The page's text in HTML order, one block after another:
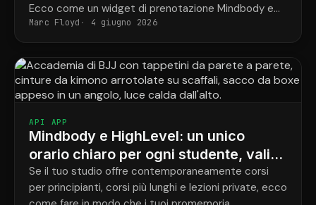
Ecco come un widget di prenotazione Mindbody e
ShopConnect risolvono definitivamente questo
problema.
Marc Floyd 4 giugno 2026
API APP
Mindbody e HighLevel: un unico
orario chiaro per ogni studente, valido
per tutti i programmi.
Se il tuo studio offre contemporaneamente corsi
per principianti, corsi più lunghi e lezioni private, ecco